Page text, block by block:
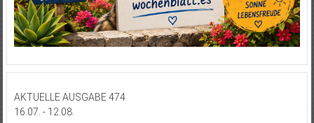
AKTUELLE AUSGABE 474
16.07. - 12.08.